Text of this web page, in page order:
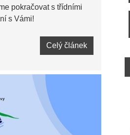
pokračovat s třídními
s Vámi!
Celý článek